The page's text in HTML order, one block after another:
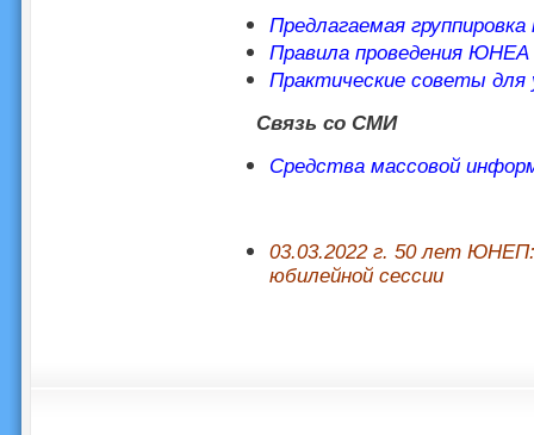
Предлагаемая
Правила проведения ЮНЕА
Практические советы для
Связь со СМИ
Средства массовой
03.03.2022 г. 50 лет
юбилейной сессии